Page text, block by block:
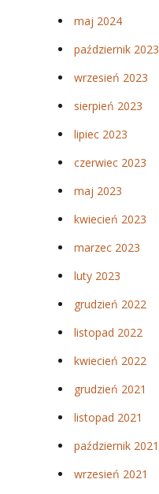
maj 2024
październik 2023
wrzesień 2023
sierpień 2023
lipiec 2023
czerwiec 2023
maj 2023
kwiecień 2023
marzec 2023
luty 2023
grudzień 2022
listopad 2022
kwiecień 2022
grudzień 2021
listopad 2021
październik 2021
wrzesień 2021